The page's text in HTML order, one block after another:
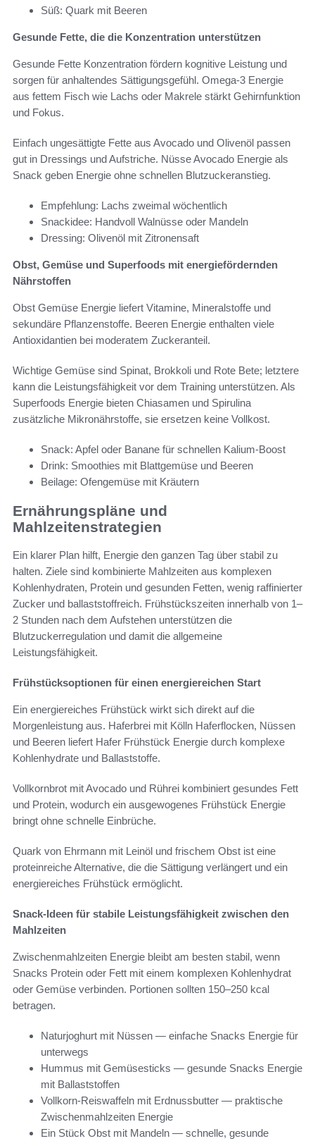
Süß: Quark mit Beeren
Gesunde Fette, die die Konzentration unterstützen
Gesunde Fette Konzentration fördern kognitive Leistung und
sorgen für anhaltendes Sättigungsgefühl. Omega-3 Energie
aus fettem Fisch wie Lachs oder Makrele stärkt Gehirnfunktion
und Fokus.
Einfach ungesättigte Fette aus Avocado und Olivenöl passen
gut in Dressings und Aufstriche. Nüsse Avocado Energie als
Snack geben Energie ohne schnellen Blutzuckeranstieg.
Empfehlung: Lachs zweimal wöchentlich
Snackidee: Handvoll Walnüsse oder Mandeln
Dressing: Olivenöl mit Zitronensaft
Obst, Gemüse und Superfoods mit energiefördernden
Nährstoffen
Obst Gemüse Energie liefert Vitamine, Mineralstoffe und
sekundäre Pflanzenstoffe. Beeren Energie enthalten viele
Antioxidantien bei moderatem Zuckeranteil.
Wichtige Gemüse sind Spinat, Brokkoli und Rote Bete; letztere
kann die Leistungsfähigkeit vor dem Training unterstützen. Als
Superfoods Energie bieten Chiasamen und Spirulina
zusätzliche Mikronährstoffe, sie ersetzen keine Vollkost.
Snack: Apfel oder Banane für schnellen Kalium-Boost
Drink: Smoothies mit Blattgemüse und Beeren
Beilage: Ofengemüse mit Kräutern
Ernährungspläne und
Mahlzeitenstrategien
Ein klarer Plan hilft, Energie den ganzen Tag über stabil zu
halten. Ziele sind kombinierte Mahlzeiten aus komplexen
Kohlenhydraten, Protein und gesunden Fetten, wenig raffinierter
Zucker und ballaststoffreich. Frühstückszeiten innerhalb von 1–
2 Stunden nach dem Aufstehen unterstützen die
Blutzuckerregulation und damit die allgemeine
Leistungsfähigkeit.
Frühstücksoptionen für einen energiereichen Start
Ein energiereiches Frühstück wirkt sich direkt auf die
Morgenleistung aus. Haferbrei mit Kölln Haferflocken, Nüssen
und Beeren liefert Hafer Frühstück Energie durch komplexe
Kohlenhydrate und Ballaststoffe.
Vollkornbrot mit Avocado und Rührei kombiniert gesundes Fett
und Protein, wodurch ein ausgewogenes Frühstück Energie
bringt ohne schnelle Einbrüche.
Quark von Ehrmann mit Leinöl und frischem Obst ist eine
proteinreiche Alternative, die die Sättigung verlängert und ein
energiereiches Frühstück ermöglicht.
Snack-Ideen für stabile Leistungsfähigkeit zwischen den
Mahlzeiten
Zwischenmahlzeiten Energie bleibt am besten stabil, wenn
Snacks Protein oder Fett mit einem komplexen Kohlenhydrat
oder Gemüse verbinden. Portionen sollten 150–250 kcal
betragen.
Naturjoghurt mit Nüssen — einfache Snacks Energie für
unterwegs
Hummus mit Gemüsesticks — gesunde Snacks Energie
mit Ballaststoffen
Vollkorn-Reiswaffeln mit Erdnussbutter — praktische
Zwischenmahlzeiten Energie
Ein Stück Obst mit Mandeln — schnelle, gesunde